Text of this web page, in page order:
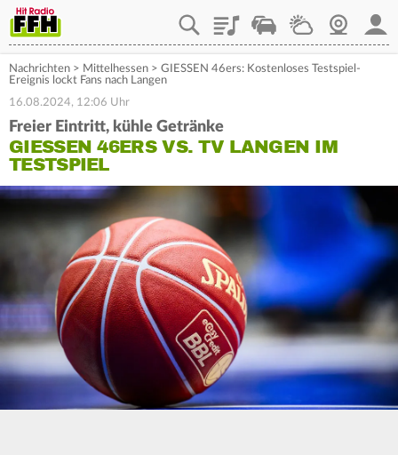
PlaylistStaupilotWetterWebcam
Nachrichten > Mittelhessen > GIESSEN 46ers: Kostenloses Testspiel-
Ereignis lockt Fans nach Langen
16.08.2024, 12:06 Uhr
Freier Eintritt, kühle Getränke
GIESSEN 46ERS VS. TV LANGEN IM
TESTSPIEL